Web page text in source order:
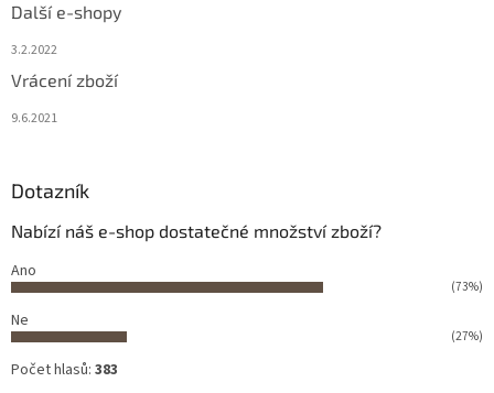
Další e-shopy
3.2.2022
Vrácení zboží
9.6.2021
Dotazník
Nabízí náš e-shop dostatečné množství zboží?
Ano
(73%)
Ne
(27%)
Počet hlasů: 383